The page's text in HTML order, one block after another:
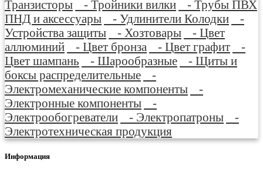
Транзисторы
- Тройники вилки
- Трубы ПВХ
ПНД и аксессуары
- Удлинители Колодки
-
Устройства защиты
- Хозтовары
- Цвет
аллюминий
- Цвет бронза - Цвет графит
-
Цвет шампань
- Шарообразные
- Щиты и
боксы распределительные
-
Электромеханические компоненты
-
Электронные компоненты
-
Электрообогреватели
- Электропатроны
-
Электротехническая продукция
Информация